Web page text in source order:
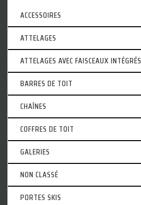
ACCESSOIRES
ATTELAGES
ATTELAGES AVEC FAISCEAUX INTÉGRÉS
BARRES DE TOIT
CHAÎNES
COFFRES DE TOIT
GALERIES
NON CLASSÉ
PORTES SKIS